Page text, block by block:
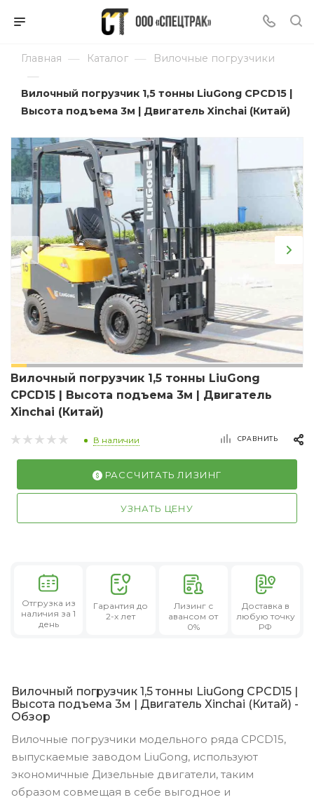
Главная — Каталог — Вилочные погрузчики
—
Вилочный погрузчик 1,5 тонны LiuGong CPCD15 |
Высота подъема 3м | Двигатель Xinchai (Китай)
Вилочный погрузчик 1,5 тонны LiuGong
CPCD15 | Высота подъема 3м | Двигатель
Xinchai (Китай)
В наличии СРАВНИТЬ
РАССЧИТАТЬ ЛИЗИНГ
УЗНАТЬ ЦЕНУ
Отгрузка из
наличия за 1
день
Гарантия до
2-х лет
Лизингс
авансом от
0%
Доставка в
любую точку
РФ
Вилочный погрузчик 1,5 тонны LiuGong CPCD15 |
Высота подъема 3м | Двигатель Xinchai (Китай) -
Обзор
Вилочные погрузчики модельного ряда CPCD15,
выпускаемые заводом LiuGong, используют
экономичные Дизельные двигатели, таким
образом совмещая в себе выгодное и